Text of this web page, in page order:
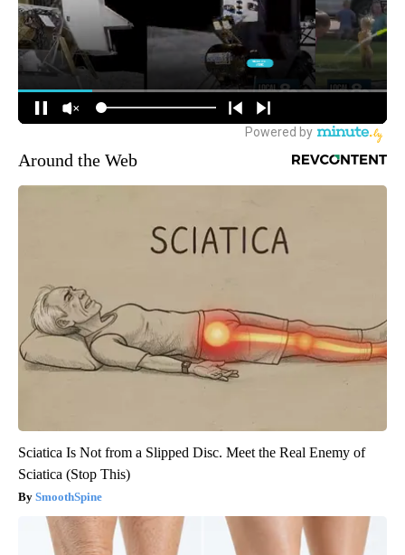
Around the Web
Sciatica Is Not from a Slipped Disc. Meet the Real Enemy of
Sciatica (Stop This)
SmoothSpine